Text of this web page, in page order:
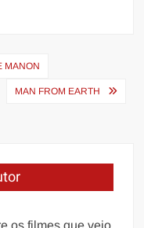
MANON
MAN FROM EARTH
os filmes que vejo